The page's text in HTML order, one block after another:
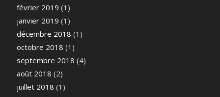
février 2019 (1)
janvier 2019 (1)
décembre 2018 (1)
octobre 2018 (1)
septembre 2018 (4)
août 2018 (2)
juillet 2018 (1)